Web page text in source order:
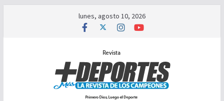
lunes, agosto 10, 2026